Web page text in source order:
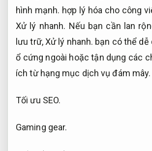
hình mạnh. hợp lý hóa cho công
Xử lý nhanh. Nếu bạn cần lan
lưu trữ,Xử lý nhanh. bạn có thể dễ
ổ cứng ngoài hoặc tận dụng các
ích từ hạng mục dịch vụ đám mây.
Tối ưu SEO.
Gaming gear.